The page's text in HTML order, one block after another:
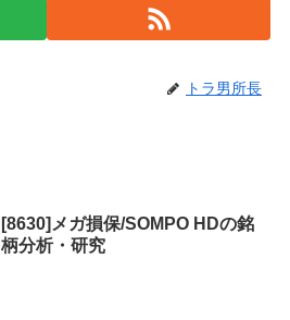
トラ男所長
[8630]メガ損保/SOMPO HDの銘
柄分析・研究